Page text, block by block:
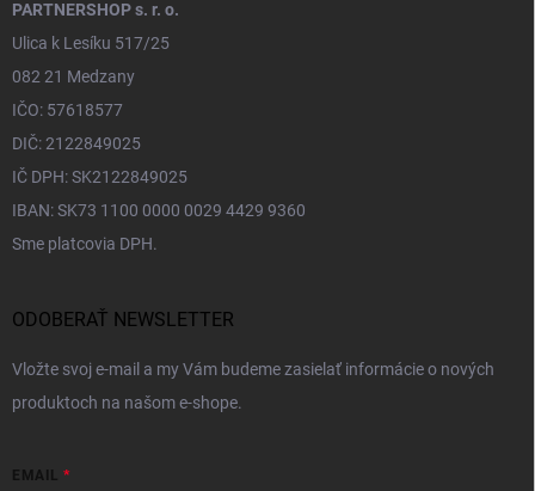
PARTNERSHOP s. r. o.
Ulica k Lesíku 517/25
082 21 Medzany
IČO: 57618577
DIČ: 2122849025
IČ DPH: SK2122849025
IBAN: SK73 1100 0000 0029 4429 9360
Sme platcovia DPH.
ODOBERAŤ NEWSLETTER
Vložte svoj e-mail a my Vám budeme zasielať informácie o nových
produktoch na našom e-shope.
EMAIL